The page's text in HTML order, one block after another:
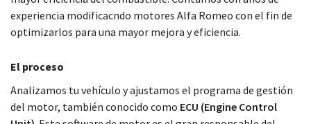
experiencia modificacndo motores Alfa Romeo con el fin de
optimizarlos para una mayor mejora y eficiencia.
El proceso
Analizamos tu vehículo y ajustamos el programa de gestión
del motor, también conocido como ECU (Engine Control